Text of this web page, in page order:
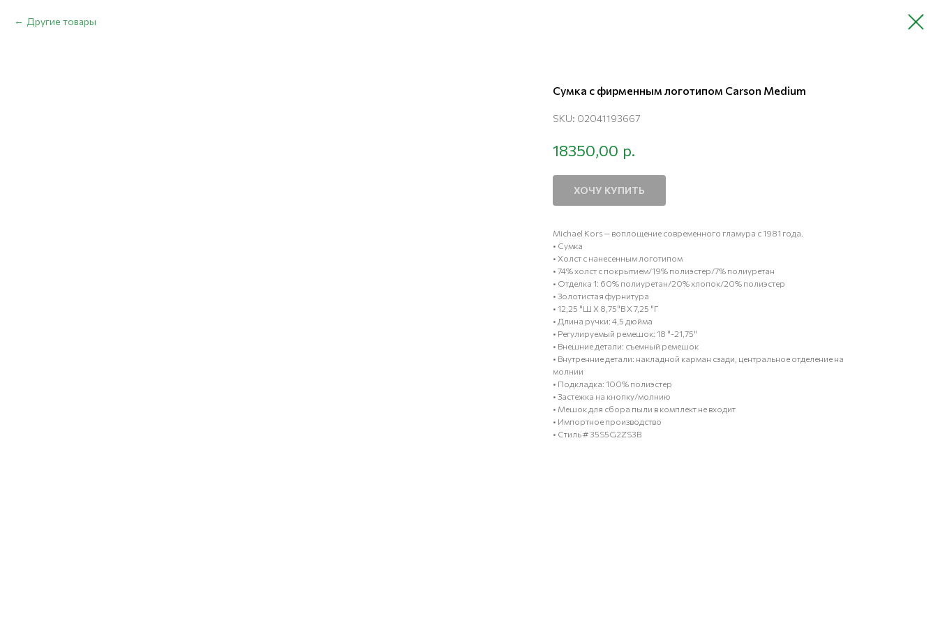
Другие товары
Сумка с фирменным логотипом Carson Medium
SKU: 02041193667
18350,00 р.
ХОЧУ КУПИТЬ
Michael Kors — воплощение современного гламура с 1981 года.
• Сумка
• Холст с нанесенным логотипом
• 74% холст с покрытием/19% полиэстер/7% полиуретан
• Отделка 1: 60% полиуретан/20% хлопок/20% полиэстер
• Золотистая фурнитура
• 12,25 "Ш X 8,75"В X 7,25 "Г
• Длина ручки: 4,5 дюйма
• Регулируемый ремешок: 18 "-21,75"
• Внешние детали: съемный ремешок
• Внутренние детали: накладной карман сзади, центральное отделение на
молнии
• Подкладка: 100% полиэстер
• Застежка на кнопку/молнию
• Мешок для сбора пыли в комплект не входит
• Импортное производство
• Стиль # 35S5G2ZS3B